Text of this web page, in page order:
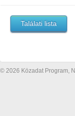
Találati lista
© 2026 Közadat Program,